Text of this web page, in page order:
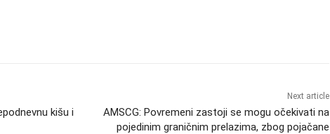
kišu i
Next article
AMSCG: Povremeni zastoji se mogu očekivati na
pojedinim graničnim prelazima, zbog pojačane